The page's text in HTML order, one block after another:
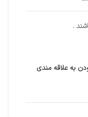
.
به علاقه مندی